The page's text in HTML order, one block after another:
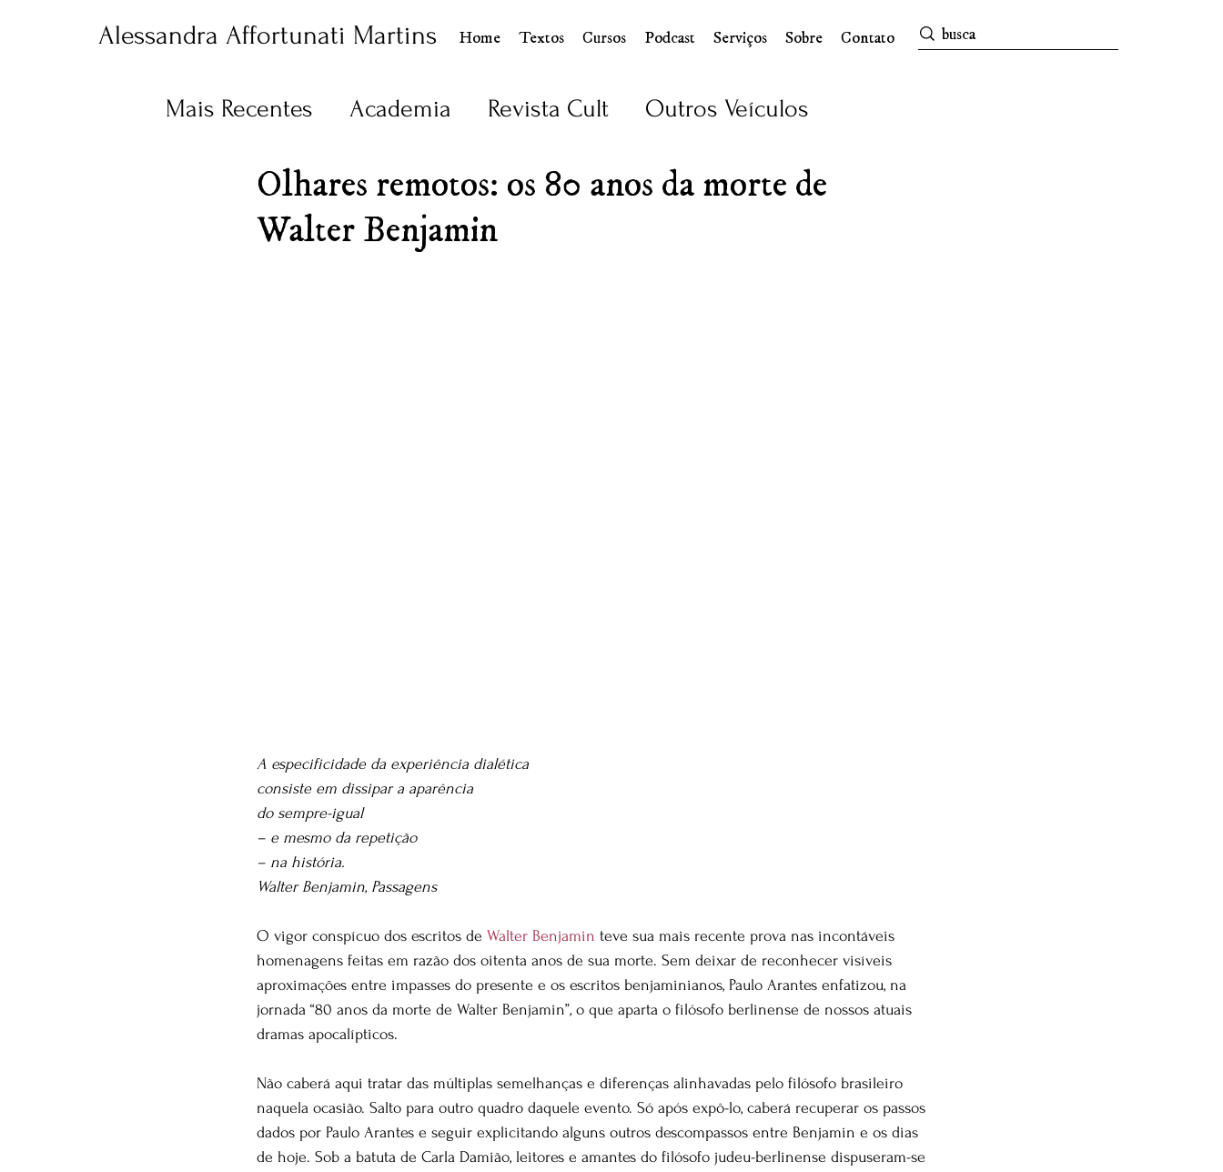
Alessandra Affortunati Martins Home Textos Cursos Podcast Serviços Sobre Contato
Mais Recentes Academia Revista Cult Outros Veículos
Olhares remotos: os 80 anos da morte de
Walter Benjamin
A especificidade da experiência dialética
consiste em dissipar a aparência
do sempre-igual
– e mesmo da repetição
– na história.
Walter Benjamin, Passagens
O vigor conspícuo dos escritos de Walter Benjamin teve sua mais recente prova nas incontáveis
homenagens feitas em razão dos oitenta anos de sua morte. Sem deixar de reconhecer visíveis
aproximações entre impasses do presente e os escritos benjaminianos, Paulo Arantes enfatizou, na
jornada “80 anos da morte de Walter Benjamin”, o que aparta o filósofo berlinense de nossos atuais
dramas apocalípticos.
Não caberá aqui tratar das múltiplas semelhanças e diferenças alinhavadas pelo filósofo brasileiro
naquela ocasião. Salto para outro quadro daquele evento. Só após expô-lo, caberá recuperar os passos
dados por Paulo Arantes e seguir explicitando alguns outros descompassos entre Benjamin e os dias
de hoje. Sob a batuta de Carla Damião, leitores e amantes do filósofo judeu-berlinense dispuseram-se